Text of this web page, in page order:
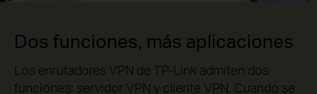
Dos funciones, más aplicaciones
Los enrutadores VPN de TP-Link admiten dos
funciones: servidor VPN y cliente VPN. Cuando se